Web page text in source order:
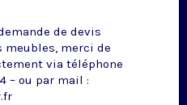
de devis
meubles, merci de
via téléphone
– ou par mail :